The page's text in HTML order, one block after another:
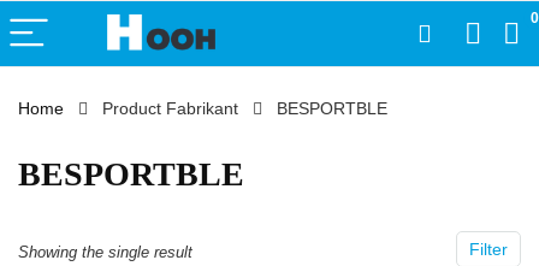
0
Home Product Fabrikant ‎BESPORTBLE
‎BESPORTBLE
Filter
Showing the single result